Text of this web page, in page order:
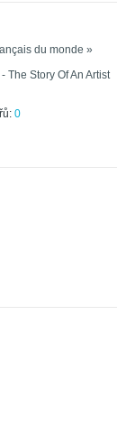
du monde »
The Story Of An Artist
0